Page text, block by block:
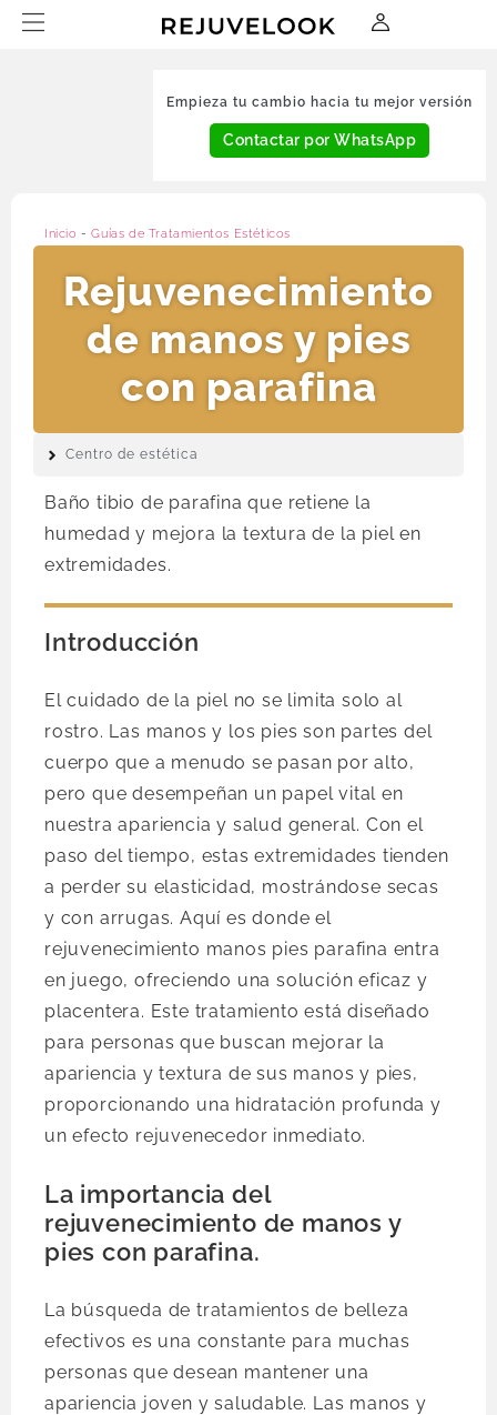
Empieza tu cambio hacia tu mejor versión
Contactar por WhatsApp
Inicio -Guías de Tratamientos Estéticos
Rejuvenecimiento
de manos y pies
con parafina
Centro de estética
Baño tibio de parafina que retiene la
humedad y mejora la textura de la piel en
extremidades.
Introducción
El cuidado de la piel no se limita solo al
rostro. Las manos y los pies son partes del
cuerpo que a menudo se pasan por alto,
pero que desempeñan un papel vital en
nuestra apariencia y salud general. Con el
paso del tiempo, estas extremidades tienden
a perder su elasticidad, mostrándose secas
y con arrugas. Aquí es donde el
rejuvenecimiento manos pies parafina entra
en juego, ofreciendo una solución eficaz y
placentera. Este tratamiento está diseñado
para personas que buscan mejorar la
apariencia y textura de sus manos y pies,
proporcionando una hidratación profunda y
un efecto rejuvenecedor inmediato.
La importancia del
rejuvenecimiento de manos y
pies con parafina.
La búsqueda de tratamientos de belleza
efectivos es una constante para muchas
personas que desean mantener una
apariencia joven y saludable. Las manos y